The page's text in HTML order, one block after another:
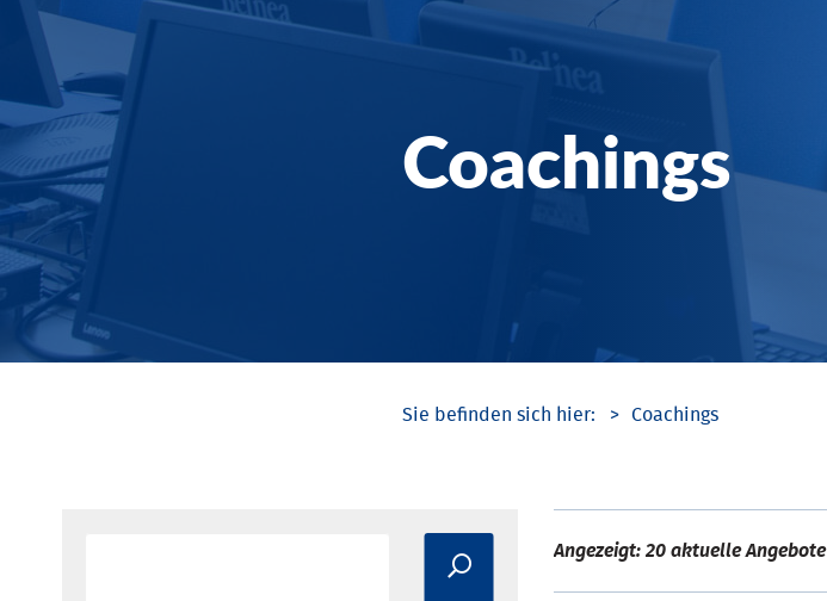
Coachings
Coachings
Angezeigt: 20 aktuelle Angebote